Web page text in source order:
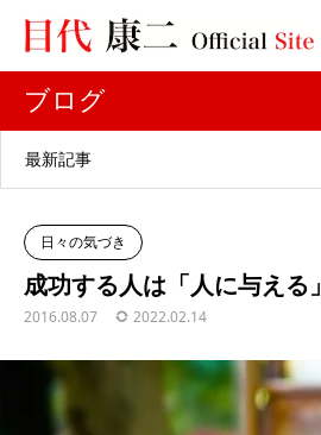
ブログ
最新記事
日々の気づき
成功する人は「人に与える」
2016.08.07 2022.02.14